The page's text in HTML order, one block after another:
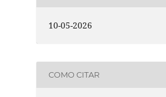
10-05-2026
COMO CITAR